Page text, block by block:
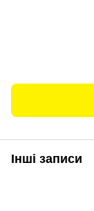
Інші записи